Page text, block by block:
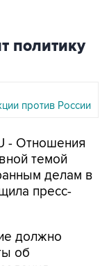
политику
против России
- Отношения
темой
делам в
пресс-
должно
об